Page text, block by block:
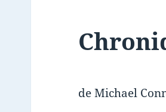
de Michael